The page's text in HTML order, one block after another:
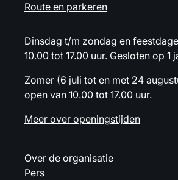
Route en parkeren
Dinsdag t/m zondag en
10.00 tot 17.00 uur. Gesloten op 1
Zomer (6 juli tot en met 24
open van 10.00 tot 17.00 uur.
Meer over openingstijden
Over de organisatie
Pers